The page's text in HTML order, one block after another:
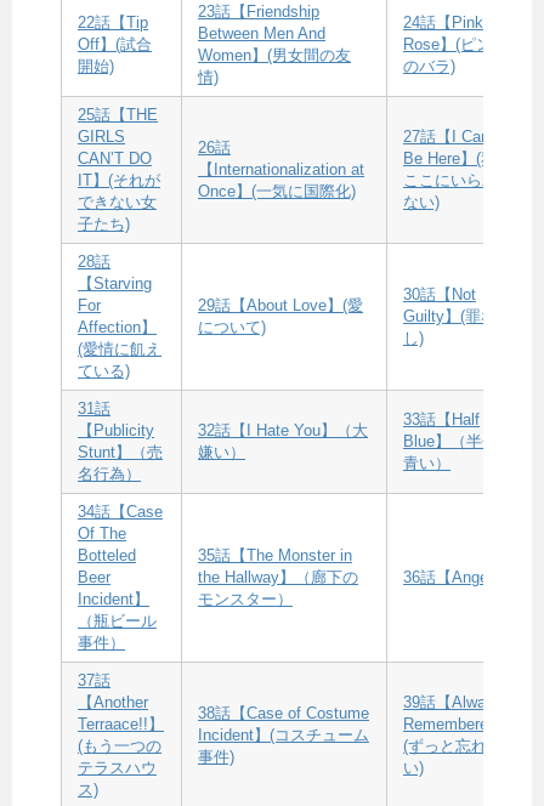
22話【Tip
Off】(試合
開始)
23話【Friendship
Between Men And
Women】(男女間の友
情)
24話【Pink
Rose】(ピンク
のバラ)
25話【THE
GIRLS
CAN’T DO
IT】(それが
できない女
子たち)
26話
【Internationalization at
Once】(一気に国際化)
27話【I Can”t
Be Here】(私は
ここにいられ
ない)
28話
【Starving
For
Affection】
(愛情に飢え
ている)
29話【About Love】(愛
について)
30話【Not
Guilty】(罪な
し)
31話
【Publicity
Stunt】（売
名行為）
32話【I Hate You】（大
嫌い）
33話【Half
Blue】（半分
青い）
34話【Case
Of The
Botteled
Beer
Incident】
（瓶ビール
事件）
35話【The Monster in
the Hallway】（廊下の
モンスター）
36話【Angel】
37話
【Another
Terraace!!】
(もう一つの
テラスハウ
ス)
38話【Case of Costume
Incident】(コスチューム
事件)
39話【Always
Remembered】
(ずっと忘れな
い)